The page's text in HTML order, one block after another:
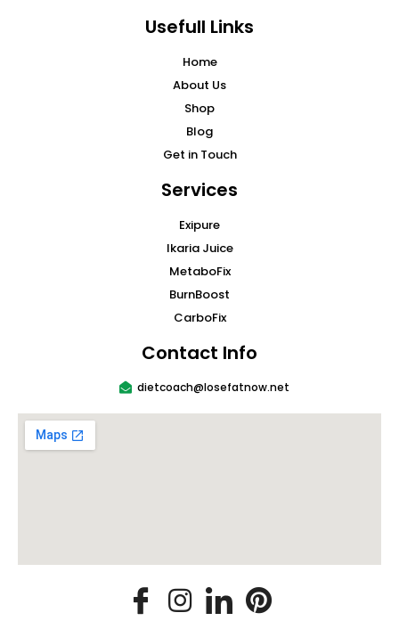
Usefull Links
Home
About Us
Shop
Blog
Get in Touch
Services
Exipure
Ikaria Juice
MetaboFix
BurnBoost
CarboFix
Contact Info
dietcoach@losefatnow.net